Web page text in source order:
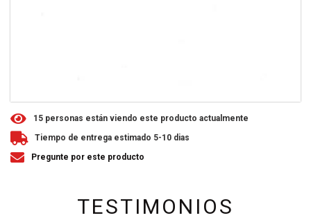
1 5 personas están viendo este producto actualmente
Tiempo de entrega estimado 5-10 dias
Pregunte por este producto
TESTIMONIOS